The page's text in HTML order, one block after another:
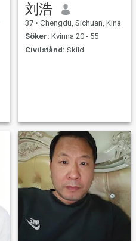
刘浩
37 • Chengdu, Sichuan, Kina
Söker: Kvinna 20 - 55
Civilstånd: Skild